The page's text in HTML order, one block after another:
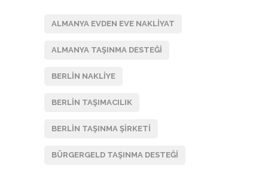
ALMANYA EVDEN EVE NAKLIYAT
ALMANYA TAŞINMA DESTEĞI
BERLIN NAKLIYE
BERLIN TAŞIMACILIK
BERLIN TAŞINMA ŞIRKETI
BÜRGERGELD TAŞINMA DESTEĞI